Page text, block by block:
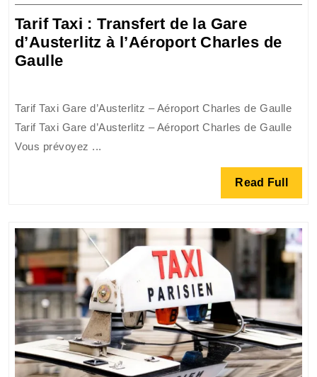
2026
Tarif Taxi : Transfert de la Gare
d’Austerlitz à l’Aéroport Charles de
GaulleTarif
Transfert
de
la
l’Aéroport
Charles
de
Gaulle
Tarif Taxi Gare d’Austerlitz – Aéroport Charles de Gaulle
Tarif Taxi Gare d’Austerlitz – Aéroport Charles de Gaulle
Vous prévoyez ...
Read Full Read
Full